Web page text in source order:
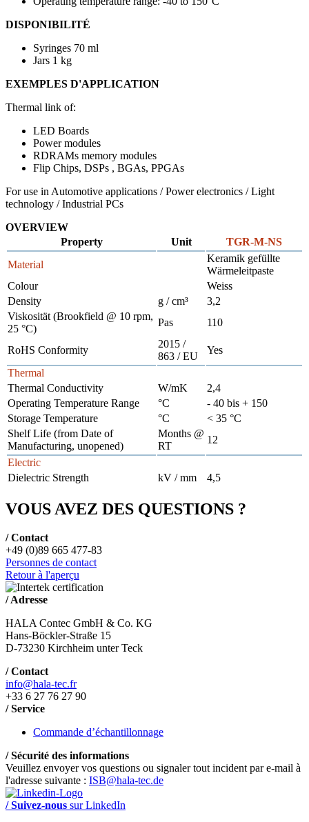
DISPONIBILITÉ
Syringes 70 ml
Jars 1 kg
EXEMPLES D'APPLICATION
Thermal link of:
LED Boards
Power modules
RDRAMs memory modules
Flip Chips, DSPs , BGAs, PPGAs
For use in Automotive applications / Power electronics / Light
technology / Industrial PCs
OVERVIEW
Property
Unit
TGR-M-NS
Material
Keramik gefüllte
Wärmeleitpaste
Colour
Weiss
Density
g / cm³
3,2
Viskosität (Brookfield @ 10 rpm,
25 °C)
Pas 110
RoHS Conformity
2015 /
863 / EU
Yes
Thermal
Thermal Conductivity
W/mK
2,4
Operating Temperature Range
°C
- 40 bis + 150
Storage Temperature
°C
< 35 °C
Shelf Life (from Date of
Manufacturing, unopened)
Months @
RT
12
Electric
Dielectric Strength
kV / mm 4,5
VOUS AVEZ DES QUESTIONS ?
/ Contact
+49 (0)89 665 477-83
Personnes de contact
Retour à l'aperçu
/ Adresse
HALA Contec GmbH & Co. KG
Hans-Böckler-Straße 15
D-73230 Kirchheim unter Teck
/ Contact
info@hala-tec.fr
+33 6 27 76 27 90
/ Service
Commande d’échantillonnage
/ Sécurité des informations
Veuillez envoyer vos questions ou signaler tout incident par e-mail à
l'adresse suivante : ISB@hala-tec.de
/ Suivez-nous sur LinkedIn